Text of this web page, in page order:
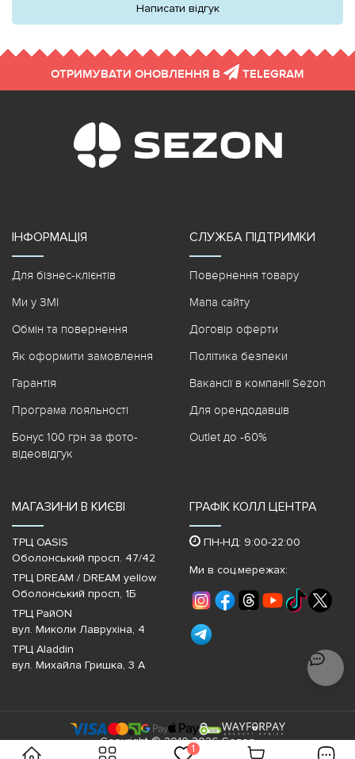
1
Написати відгук
ОТРИМУВАТИ ОНОВЛЕННЯ В TELEGRAM
ІНФОРМАЦІЯ
Для бізнес-клієнтів
Ми у ЗМІ
Обмін та повернення
Як оформити замовлення
Гарантія
Програма лояльності
Бонус 100 грн за фото-
відеовідгук
СЛУЖБА ПІДТРИМКИ
Повернення товару
Мапа сайту
Договір оферти
Політика безпеки
Вакансії в компанії Sezon
Для орендодавців
Outlet до -60%
МАГАЗИНИ В КИЄВІ
ТРЦ OASIS
Оболонський просп. 47/42
ТРЦ DREAM / DREAM yellow
Оболонський просп, 1Б
ТРЦ РайON
вул. Миколи Лаврухіна, 4
ТРЦ Aladdin
вул. Михайла Гришка, 3 А
ГРАФІК КОЛЛ ЦЕНТРА
ПН-НД: 9:00-22:00
Ми в соц.мережах:
Copyright © 2010-2026 Sezon